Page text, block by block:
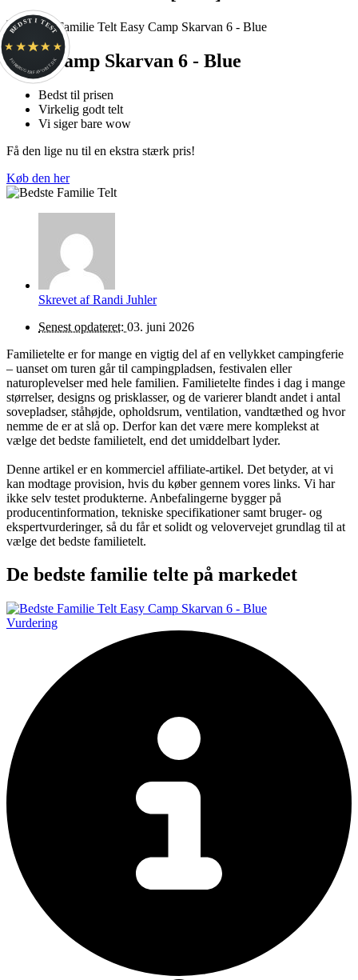
BEDST I TEST
FORBRUGERFAVORIT.DK
Easy Camp Skarvan 6 - Blue
Bedst til prisen
Virkelig godt telt
Vi siger bare wow
Få den lige nu til en ekstra stærk pris!
Køb den her
Skrevet afRandi Juhler
Senest opdateret: 03. juni 2026
Familietelte er for mange en vigtig del af en vellykket campingferie
– uanset om turen går til campingpladsen, festivalen eller
naturoplevelser med hele familien. Familietelte findes i dag i mange
størrelser, designs og prisklasser, og de varierer blandt andet i antal
sovepladser, ståhøjde, opholdsrum, ventilation, vandtæthed og hvor
nemme de er at slå op. Derfor kan det være mere komplekst at
vælge det bedste familietelt, end det umiddelbart lyder.
Denne artikel er en kommerciel affiliate-artikel. Det betyder, at vi
kan modtage provision, hvis du køber gennem vores links. Vi har
ikke selv testet produkterne. Anbefalingerne bygger på
producentinformation, tekniske specifikationer samt bruger- og
ekspertvurderinger, så du får et solidt og velovervejet grundlag til at
vælge det bedste familietelt.
De bedste familie telte på markedet
Vurdering